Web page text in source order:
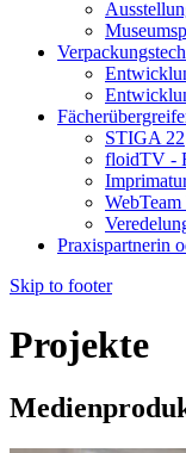
STIGA 22
floidTV -
Praxispartnerin
Skip to footer
Projekte